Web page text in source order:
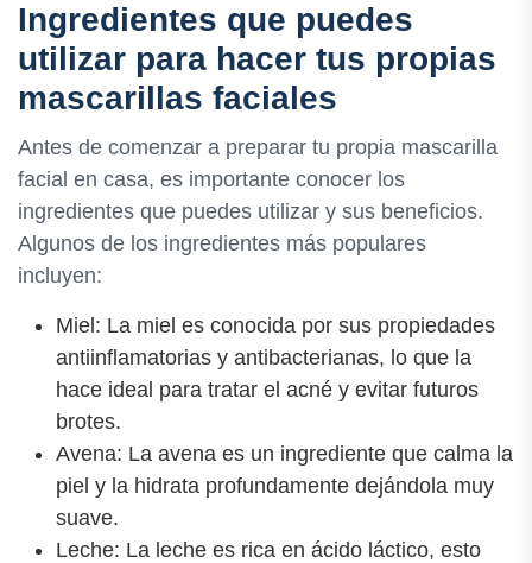
Ingredientes que puedes
utilizar para hacer tus propias
mascarillas faciales
Antes de comenzar a preparar tu propia mascarilla
facial en casa, es importante conocer los
ingredientes que puedes utilizar y sus beneficios.
Algunos de los ingredientes más populares
incluyen:
Miel: La miel es conocida por sus propiedades
antiinflamatorias y antibacterianas, lo que la
hace ideal para tratar el acné y evitar futuros
brotes.
Avena: La avena es un ingrediente que calma la
piel y la hidrata profundamente dejándola muy
suave.
Leche: La leche es rica en ácido láctico, esto